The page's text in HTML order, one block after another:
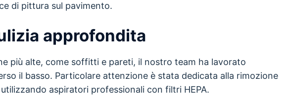
di pittura sul pavimento.
approfondita
più alte, come soffitti e pareti, il nostro team ha lavorato
il basso. Particolare attenzione è stata dedicata alla rimozione
aspiratori professionali con filtri HEPA.